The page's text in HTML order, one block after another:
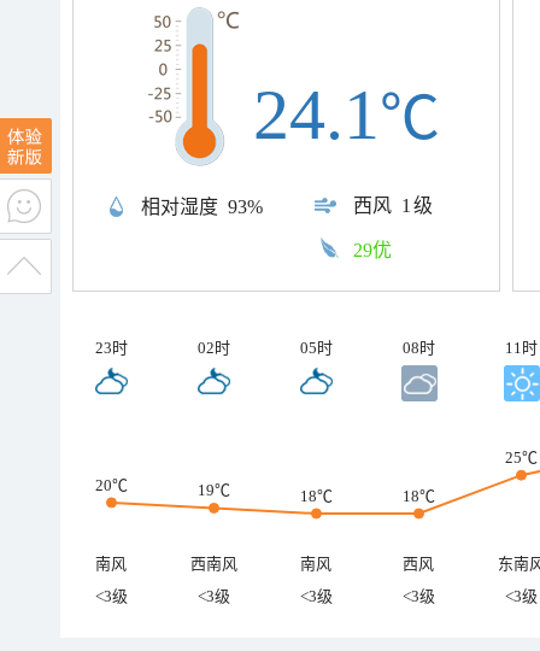
相对湿度 93% 西风 1级
24.1℃
29优
23时 02时 05时 08时 11时
20℃ 19℃ 18℃ 18℃
25℃
南风 西南风 南风 西风
东南
<3级
<3级 <3级 <3级 <3级